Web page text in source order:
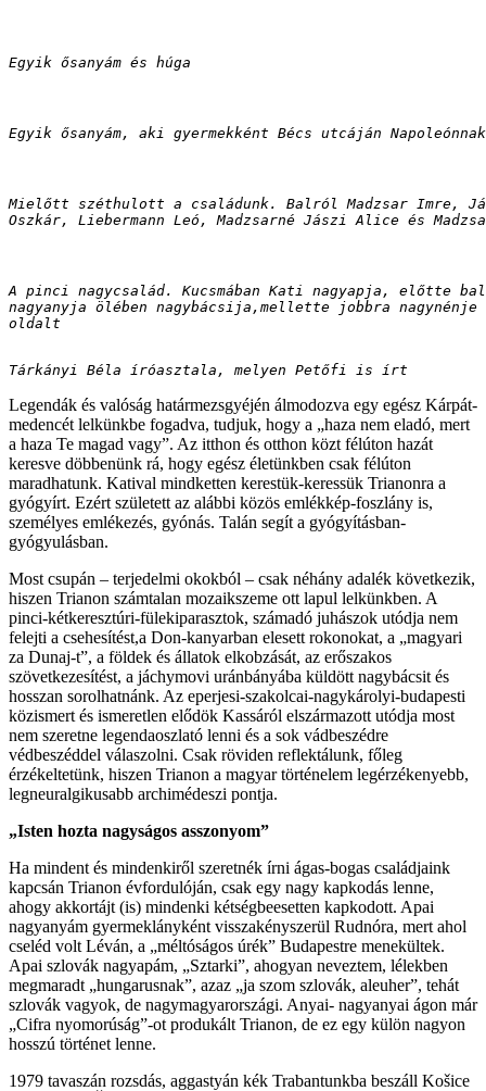
Egyik ősanyám és húga
Egyik ősanyám, aki gyermekként Bécs utcáján
Mielőtt széthulott a családunk. Balról Madzsar Imre,
Oszkár, Liebermann Leó, Madzsarné Jászi Alice és
A pinci nagycsalád. Kucsmában Kati nagyapja, előtte
nagyanyja ölében nagybácsija,mellette jobbra
Tárkányi Béla íróasztala, melyen Petőfi is írt
Legendák és valóság határmezsgyéjén álmodozva egy egész Kárpát-
medencét lelkünkbe fogadva, tudjuk, hogy a „haza nem eladó, mert
a haza Te magad vagy”. Az itthon és otthon közt félúton hazát
keresve döbbenünk rá, hogy egész életünkben csak félúton
maradhatunk. Katival mindketten kerestük-keressük Trianonra a
gyógyírt. Ezért született az alábbi közös emlékkép-foszlány is,
személyes emlékezés, gyónás. Talán segít a gyógyításban-
gyógyulásban.
Most csupán – terjedelmi okokból – csak néhány adalék következik,
hiszen Trianon számtalan mozaikszeme ott lapul lelkünkben. A
pinci-kétkeresztúri-fülekiparasztok, számadó juhászok utódja nem
felejti a csehesítést,a Don-kanyarban elesett rokonokat, a „magyari
za Dunaj-t”, a földek és állatok elkobzását, az erőszakos
szövetkezesítést, a jáchymovi uránbányába küldött nagybácsit és
hosszan sorolhatnánk. Az eperjesi-szakolcai-nagykárolyi-budapesti
közismert és ismeretlen elődök Kassáról elszármazott utódja most
nem szeretne legendaoszlató lenni és a sok vádbeszédre
védbeszéddel válaszolni. Csak röviden reflektálunk, főleg
érzékeltetünk, hiszen Trianon a magyar történelem legérzékenyebb,
legneuralgikusabb archimédeszi pontja.
„Isten hozta nagyságos asszonyom”
Ha mindent és mindenkiről szeretnék írni ágas-bogas családjaink
kapcsán Trianon évfordulóján, csak egy nagy kapkodás lenne,
ahogy akkortájt (is) mindenki kétségbeesetten kapkodott. Apai
nagyanyám gyermeklányként visszakényszerül Rudnóra, mert ahol
cseléd volt Léván, a „méltóságos úrék” Budapestre menekültek.
Apai szlovák nagyapám, „Sztarki”, ahogyan neveztem, lélekben
megmaradt „hungarusnak”, azaz „ja szom szlovák, aleuher”, tehát
szlovák vagyok, de nagymagyarországi. Anyai- nagyanyai ágon már
„Cifra nyomorúság”-ot produkált Trianon, de ez egy külön nagyon
hosszú történet lenne.
1979 tavaszán rozsdás, aggastyán kék Trabantunkba beszáll Košice